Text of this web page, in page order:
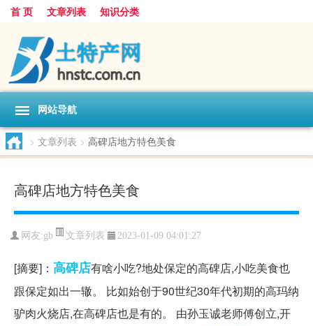
首 页 文章列表 知识分类
网站导航
> 文章列表 > 高碑店地方特色美食
高碑店地方特色美食
网友:gb 文章列表 2023-01-09 04:01:27
[摘要]： 高碑店有啥小吃?地处保定的高碑店,小吃美食也
跟保定如出一辙。 比如始创于90世纪30年代初期的高玛纳
驴肉火烧店,在高碑店也是有的。 由孙玉诚老师傅创立,开